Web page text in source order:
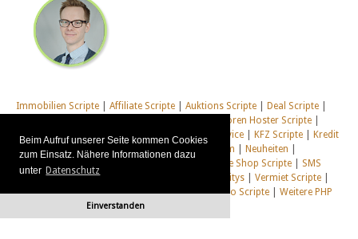
Beim Aufruf unserer Seite kommen Cookies
zum Einsatz. Nähere Informationen dazu
unter Datenschutz
Einverstanden
Immobilien Scripte Affiliate Scripte Auktions Scripte Deal Scripte
Foren Hoster Scripte
Homepage Generator Scripte
Installations Service KFZ Scripte
Kredit
Scripte| Management Scripte| Multi Web System Neuheiten
Newsletter Scripte
Shop & Live Shop Scripte
SMS
Scripte|Social Communitys Tausch Communitys Vermiet Scripte
Webcam Scripte|Webhosting Scripte|Webradio Scripte
Weitere PHP
Alle unsere Systeme